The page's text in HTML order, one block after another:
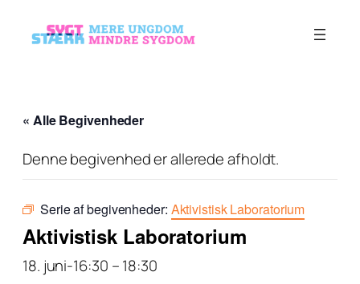
« Alle Begivenheder
Denne begivenhed er allerede afholdt.
Serie af begivenheder: Aktivistisk Laboratorium
Aktivistisk Laboratorium
18. juni-16:30 –18:30